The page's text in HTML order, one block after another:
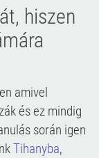
hiszen
amivel
és ez mindig
során igen
Tihanyba,